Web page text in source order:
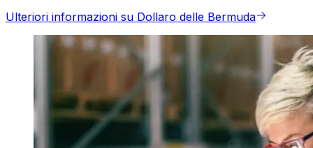
Ulteriori informazioni su Dollaro delle Bermuda